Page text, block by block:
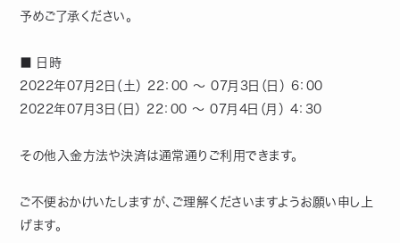
予めご了承ください。
■ 日時
2022年07月2日（土） 22：00 ～ 07月3日（日） 6：00
2022年07月3日（日） 22：00 ～ 07月4日（月） 4：30
その他入金方法や決済は通常通りご利用できます。
ご不便おかけいたしますが、ご理解くださいますようお願い申し上
げます。